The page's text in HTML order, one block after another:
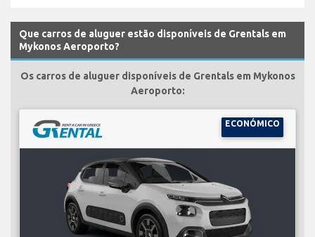
Que carros de aluguer estão disponíveis de Grentals em
Mykonos Aeroporto?
Os carros de aluguer disponíveis de Grentals em Mykonos
Aeroporto:
ECONÓMICO